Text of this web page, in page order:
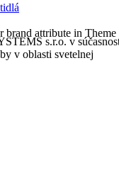
brand attribute in
s.r.o. v
v oblasti svetelnej